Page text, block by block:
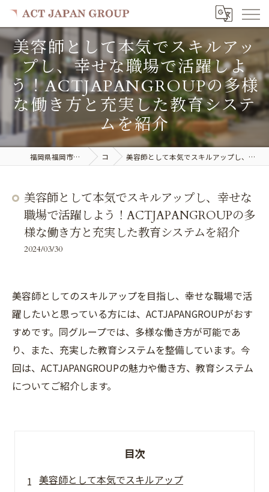
美容師として本気でスキルアッ
プし、幸せな職場で活躍しよ
う！ACTJAPANGROUPの多様
な働き方と充実した教育システ
ムを紹介
福岡県福岡市で美容室の求人ならACT JAPAN GROUP コラム 美容師として本気でスキルアップし、幸せな職場で活躍しよう！ACTJAPANGROUPの多様な働き方と充実した教育システムを紹介
美容師として本気でスキルアップし、幸せな
職場で活躍しよう！ACTJAPANGROUPの多
様な働き方と充実した教育システムを紹介
2024/03/30
美容師としてのスキルアップを目指し、幸せな職場で活
躍したいと思っている方には、ACTJAPANGROUPがおす
すめです。同グループでは、多様な働き方が可能であ
り、また、充実した教育システムを整備しています。今
回は、ACTJAPANGROUPの魅力や働き方、教育システム
についてご紹介します。
目次
美容師として本気でスキルアップ